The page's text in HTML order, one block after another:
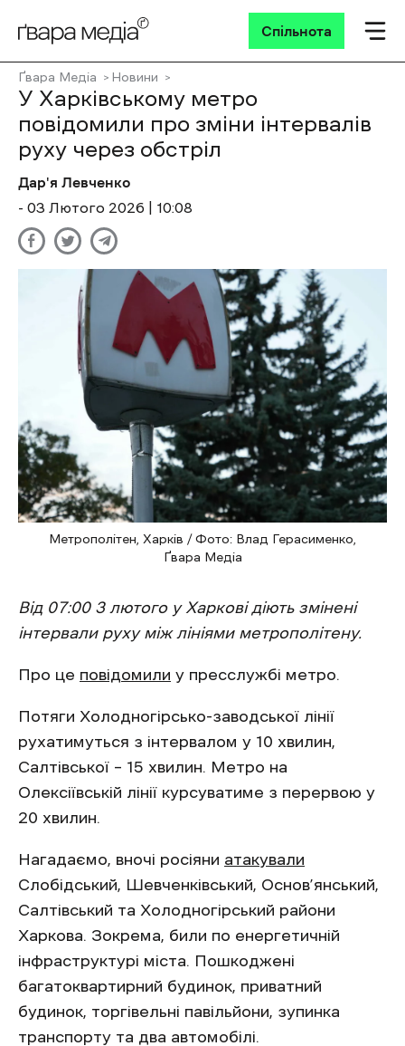
Спільнота
Ґвара Медіа Новини
У Харківському метро
повідомили про зміни інтервалів
руху через обстріл
Дар'я Левченко
- 03 Лютого 2026 | 10:08
Метрополітен, Харків / Фото: Влад Герасименко,
Ґвара Медіа
Від 07:00 3 лютого у Харкові діють змінені
інтервали руху між лініями метрополітену.
Про це повідомили у пресслужбі метро.
Потяги Холодногірсько-заводської лінії
рухатимуться з інтервалом у 10 хвилин,
Салтівської – 15 хвилин. Метро на
Олексіївській лінії курсуватиме з перервою у
20 хвилин.
Нагадаємо, вночі росіяни атакували
Слобідський, Шевченківський, Основ’янський,
Салтівський та Холодногірський райони
Харкова. Зокрема, били по енергетичній
інфраструктурі міста. Пошкоджені
багатоквартирний будинок, приватний
будинок, торгівельні павільйони, зупинка
транспорту та два автомобілі.